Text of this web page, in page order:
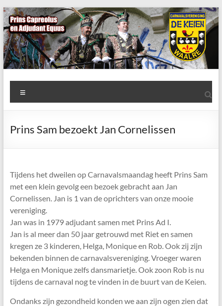
Ga
naar
de
inhoud
AWC
de
Keien
De
Keien
Prins Sam bezoekt Jan Cornelissen
Tijdens het dweilen op Carnavalsmaandag heeft Prins Sam
met een klein gevolg een bezoek gebracht aan Jan
Cornelissen. Jan is 1 van de oprichters van onze mooie
vereniging.
Jan was in 1979 adjudant samen met Prins Ad I.
Jan is al meer dan 50 jaar getrouwd met Riet en samen
kregen ze 3 kinderen, Helga, Monique en Rob. Ook zij zijn
bekenden binnen de carnavalsvereniging. Vroeger waren
Helga en Monique zelfs dansmarietje. Ook zoon Rob is nu
tijdens de carnaval nog te vinden in de buurt van de Keien.
Ondanks zijn gezondheid konden we aan zijn ogen zien dat